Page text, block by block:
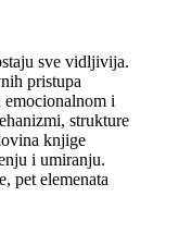
sve vidljivija.
pristupa
i
strukture
knjige
i umiranju.
pet elemenata